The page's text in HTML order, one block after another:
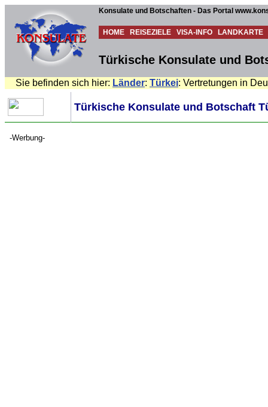
Konsulate und Botschaften - Das Portal
HOME REISEZIELE VISA-INFO LANDKARTE
Türkische Konsulate und
Sie befinden sich hier: Länder: Türkei: Vertretungen in
Türkische Konsulate und Botschaft
-Werbung-